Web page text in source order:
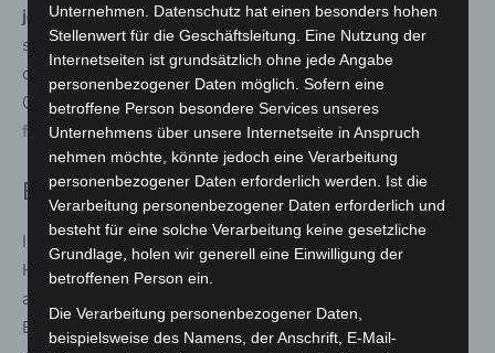
jedoch notwendig. Interessierte können sich bis
spätestens 30. Juni 2026 bei der Friedhofsverwaltung
der Stadt
Langenhagen
anmelden – telefonisch unter
0511 7307-6720 oder per E-Mail an
friedhofsverwaltung@langenhagen.de .
Einordnung
Informationsangebote wie dieser Rundgang helfen,
Hemmschwellen im Umgang mit dem Thema Bestattung
abzubauen. Sie ermöglichen es Bürgerinnen und
Bürgern, sich unabhängig von einem konkreten Anlass
Unternehmen. Datenschutz hat einen besonders hohen
Stellenwert für die Geschäftsleitung. Eine Nutzung der
Internetseiten ist grundsätzlich ohne jede Angabe
personenbezogener Daten möglich. Sofern eine
betroffene Person besondere Services unseres
Unternehmens über unsere Internetseite in Anspruch
nehmen möchte, könnte jedoch eine Verarbeitung
personenbezogener Daten erforderlich werden. Ist die
Verarbeitung personenbezogener Daten erforderlich und
besteht für eine solche Verarbeitung keine gesetzliche
Grundlage, holen wir generell eine Einwilligung der
betroffenen Person ein.
Die Verarbeitung personenbezogener Daten,
beispielsweise des Namens, der Anschrift, E-Mail-